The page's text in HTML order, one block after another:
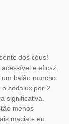
dos céus!
e eficaz.
balão murcho
sedalux por 2
significativa.
menos
macia e eu